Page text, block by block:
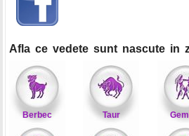
Afla ce vedete sunt nascute in
Berbec Taur